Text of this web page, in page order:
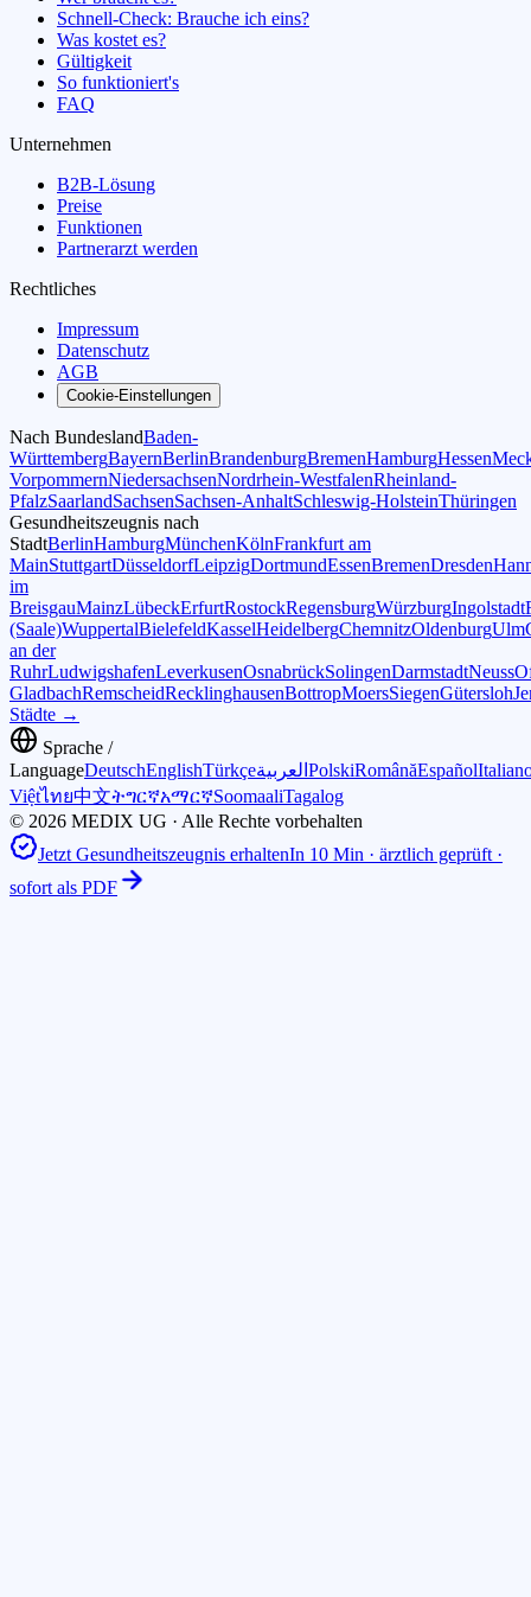
Schnell-Check: Brauche ich eins?
Was kostet es?
Gültigkeit
So funktioniert's
FAQ
Unternehmen
B2B-Lösung
Preise
Funktionen
Partnerarzt werden
Rechtliches
Impressum
Datenschutz
AGB
Cookie-Einstellungen
Nach BundeslandBaden-
WürttembergBayernBerlinBrandenburgBremenHamburgHessen
VorpommernNiedersachsenNordrhein-WestfalenRheinland-
PfalzSaarlandSachsenSachsen-AnhaltSchleswig-HolsteinThüringen
Gesundheitszeugnis nach
StadtBerlinHamburgMünchenKölnFrankfurt am
MainStuttgartDüsseldorfLeipzigDortmundEssenBremenDresden
im
BreisgauMainzLübeckErfurtRostockRegensburgWürzburgIngolstadt
(Saale)WuppertalBielefeldKasselHeidelbergChemnitzOldenburgUlm
an der
RuhrLudwigshafenLeverkusenOsnabrückSolingenDarmstadtNeuss
GladbachRemscheidRecklinghausenBottropMoersSiegenGütersloh
Städte →
Sprache /
LanguageDeutschEnglishTürkçeالعربية PolskiRomânăEspañol
Việtไทย中文ትግርኛአማርኛSoomaaliTagalog
© 2026 MEDIX UG · Alle Rechte vorbehalten
Jetzt Gesundheitszeugnis erhaltenIn 10 Min · ärztlich geprüft ·
sofort als PDF